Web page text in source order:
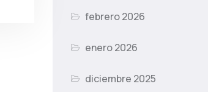
febrero 2026
enero 2026
diciembre 2025